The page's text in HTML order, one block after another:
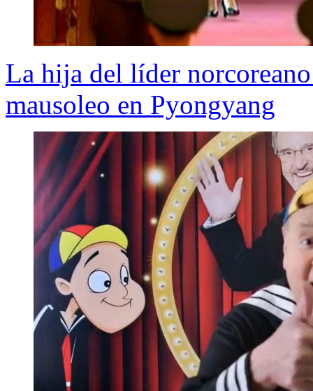
La hija del líder
mausoleo en Pyongyang